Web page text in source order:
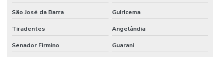
São José da Barra Guiricema
Tiradentes Angelândia
Senador Firmino Guarani